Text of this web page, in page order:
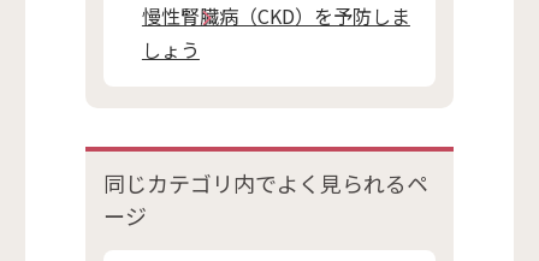
慢性腎臓病（CKD）を予防しま
しょう
同じカテゴリ内でよく見られるペ
ージ